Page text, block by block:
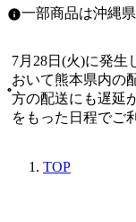
一部商品は沖縄
7月28日(火)に発生
おいて熊本県内の
方の配送にも遅延
をもった日程でご
TOP